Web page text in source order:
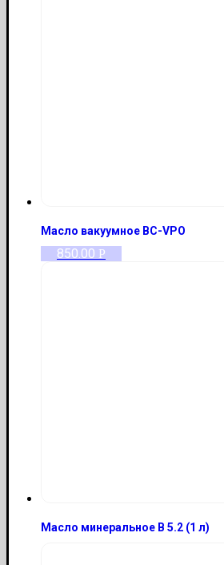
Масло вакуумное BC-VPO
850.00 Р
Масло минеральное B 5.2 (1 л)